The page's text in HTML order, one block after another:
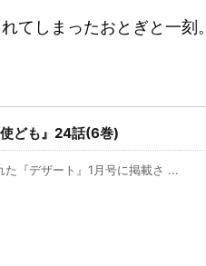
てしまったおとぎと一刻。
使ども』24話(6巻)
『デザート』1月号に掲載さ ...